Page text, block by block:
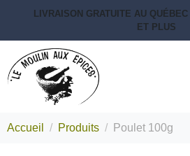
LIVRAISON GRATUITE AU QUÉBEC
ET PLUS
Accueil Produits Poulet 100g